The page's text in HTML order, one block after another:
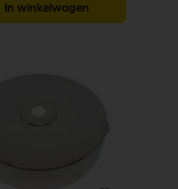
In winkelwagen